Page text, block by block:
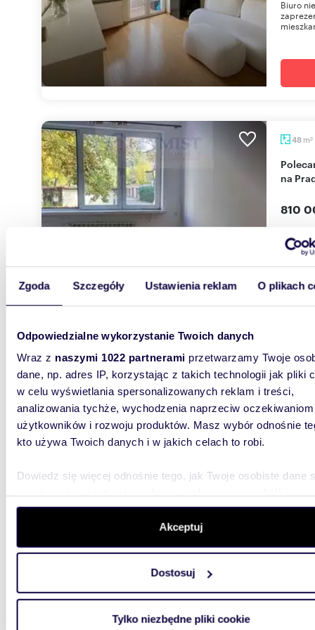
Zgoda Szczegóły Ustawienia reklam O plikach
Odpowiedzialne wykorzystanie Twoich danych
Wraz z naszymi 1022 partnerami przetwarzamy Twoje
dane, np. adres IP, korzystając z takich technologii jak pliki
w celu wyświetlania spersonalizowanych reklam i treści,
analizowania tychże, wychodzenia naprzeciw oczekiwaniom
użytkowników i rozwoju produktów. Masz wybór odnośnie
kto używa Twoich danych i w jakich celach to robi.
Dowiedz się więcej odnośnie tego, jak Twoje osobiste dane
szczegółów. W Deklaracji plików cookie możesz zmienić
wycofać swoją zgodę w dowolnej chwili.
aby oferować funkcje społecznościowe i analizować ruch w
witrynie. Informacje o tym, jak korzystasz z naszej witryny,
analitycznym. Partnerzy mogą połączyć te informacje z
Akceptuj
Dostosuj
Tylko niezbędne pliki cookie
Biuro
48 m2
Polecam dwupokojowe mieszkanie z balkonem
na
810
50tych
38m2